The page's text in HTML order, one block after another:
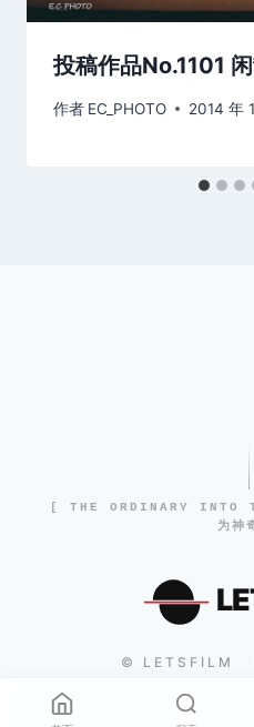
投稿作品No.1101
作者 EC_PHOTO 2014 年
[ THE ORDINARY INTO
为神
© LETSFILM